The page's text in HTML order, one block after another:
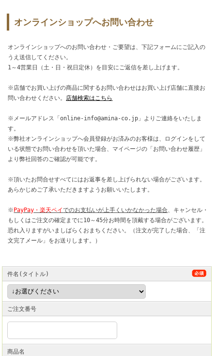
オンラインショップへお問い合わせ
オンラインショップへのお問い合わせ・ご要望は、下記フォームにご記入の
うえ送信してください。
1～4営業日（土・日・祝日定休）を目安にご返信を差し上げます。
※店舗でお買い上げの商品に関するお問い合わせはお買い上げ店舗に直接お
問い合わせください。 店舗検索はこちら
※メールアドレス「online-info@amina-co.jp」よりご連絡をいたしま
す。
※弊社オンラインショップへ会員登録がお済みのお客様は、ログインをして
いる状態でお問い合わせを頂いた場合、マイページの「お問い合わせ履歴」
より弊社回答のご確認が可能です。
※頂いたお問合せすべてにはお返事を差し上げられない場合がございます。
あらかじめご了承いただきますようお願いいたします。
※ PayPay・楽天ペイでのお支払いが上手くいかなかった場合、キャンセル・
もしくはご注文の確定までに10～45分お時間を頂戴する場合がございます。
恐れ入りますがいましばらくおまちください。（注文が完了した場合、「注
文完了メール」をお送りします。）
件名(タイトル)
ご注文番号
商品名